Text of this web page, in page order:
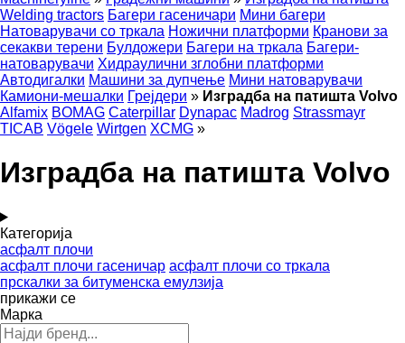
Welding tractors Багери гасеничари Мини багери
Натоварувачи со тркала Ножични платформи Кранови за
секакви терени Булдожери Багери на тркала Багери-
натоварувачи Хидраулични зглобни платформи
Автодигалки Машини за дупчење Мини натоварувачи
Камиони-мешалки Грејдери » Изградба на патишта Volvo
Alfamix BOMAG Caterpillar Dynapac Madrog Strassmayr
TICAB Vögele Wirtgen XCMG »
Изградба на патишта Volvo
Категорија
асфалт плочи
асфалт плочи гасеничар асфалт плочи со тркала
прскалки за битуменска емулзија
прикажи се
Марка